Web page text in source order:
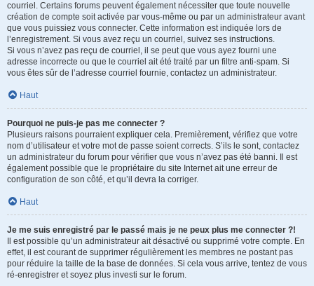
courriel. Certains forums peuvent également nécessiter que toute nouvelle
création de compte soit activée par vous-même ou par un administrateur avant
que vous puissiez vous connecter. Cette information est indiquée lors de
l’enregistrement. Si vous avez reçu un courriel, suivez ses instructions.
Si vous n’avez pas reçu de courriel, il se peut que vous ayez fourni une
adresse incorrecte ou que le courriel ait été traité par un filtre anti-spam. Si
vous êtes sûr de l’adresse courriel fournie, contactez un administrateur.
Haut
Pourquoi ne puis-je pas me connecter ?
Plusieurs raisons pourraient expliquer cela. Premièrement, vérifiez que votre
nom d’utilisateur et votre mot de passe soient corrects. S’ils le sont, contactez
un administrateur du forum pour vérifier que vous n’avez pas été banni. Il est
également possible que le propriétaire du site Internet ait une erreur de
configuration de son côté, et qu’il devra la corriger.
Haut
Je me suis enregistré par le passé mais je ne peux plus me connecter ?!
Il est possible qu’un administrateur ait désactivé ou supprimé votre compte. En
effet, il est courant de supprimer régulièrement les membres ne postant pas
pour réduire la taille de la base de données. Si cela vous arrive, tentez de vous
ré-enregistrer et soyez plus investi sur le forum.